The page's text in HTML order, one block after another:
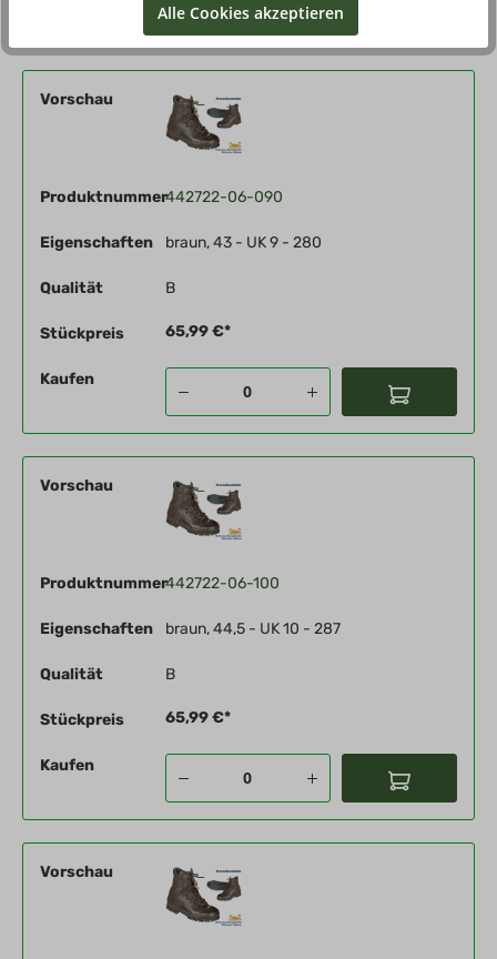
Vorschau
Produktnummer442722-06-090
Eigenschaften braun, 43 - UK 9 - 280
Qualität B
Stückpreis 65,99 €*
Kaufen
Vorschau
Produktnummer442722-06-100
Eigenschaften braun, 44,5 - UK 10 - 287
Qualität B
Stückpreis 65,99 €*
Kaufen
Vorschau
Alle Cookies akzeptieren